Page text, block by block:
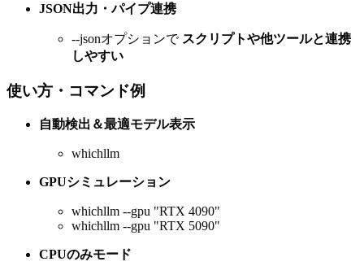
JSON出力・パイプ連携
--jsonオプションで スクリプトや他ツールと連携
しやすい
使い方・コマンド例
自動検出＆最適モデル表示
whichllm
GPUシミュレーション
whichllm --gpu "RTX 4090"
whichllm --gpu "RTX 5090"
CPUのみモード